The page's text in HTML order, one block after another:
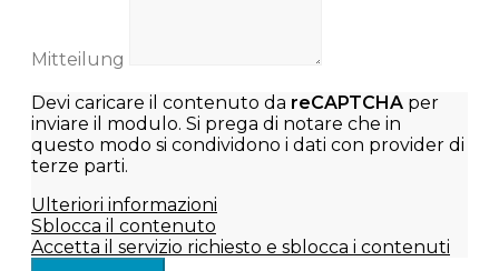
Mitteilung
Devi caricare il contenuto da reCAPTCHA per
inviare il modulo. Si prega di notare che in
questo modo si condividono i dati con provider di
terze parti.
Ulteriori informazioni
Sblocca il contenuto
Accetta il servizio richiesto e sblocca i contenuti